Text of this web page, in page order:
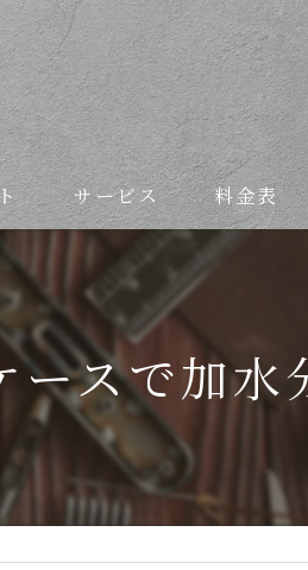
サービス 料金表
ースで加